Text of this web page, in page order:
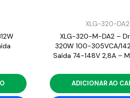
XLG-320-DA2
XLG-320-M-DA2 –
320W 100-305VCA/
Saída 74-148V 2,8A –
ADICIONAR AO